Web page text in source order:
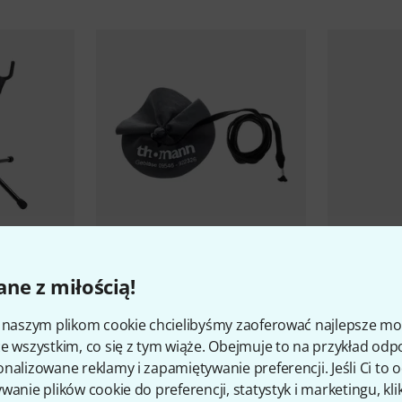
z miłością!
naszym plikom cookie chcielibyśmy zaoferować najlepsze
wszystkim, co się z tym wiąże. Obejmuje to na przykład
reklamy i zapamiętywanie preferencji. Jeśli Ci to
plików cookie do preferencji, statystyk i marketingu,
Sax
Thomann
Saxophone
48 zł 1 399